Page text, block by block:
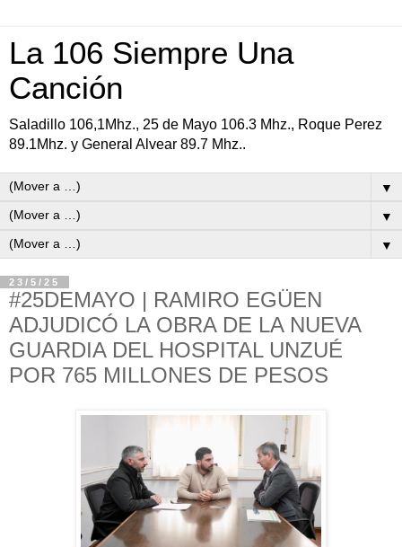
La 106 Siempre Una
Canción
Saladillo 106,1Mhz., 25 de Mayo 106.3 Mhz., Roque Perez
89.1Mhz. y General Alvear 89.7 Mhz..
▼
▼
▼
23/5/25
#25DEMAYO | RAMIRO EGÜEN
ADJUDICÓ LA OBRA DE LA NUEVA
GUARDIA DEL HOSPITAL UNZUÉ
POR 765 MILLONES DE PESOS